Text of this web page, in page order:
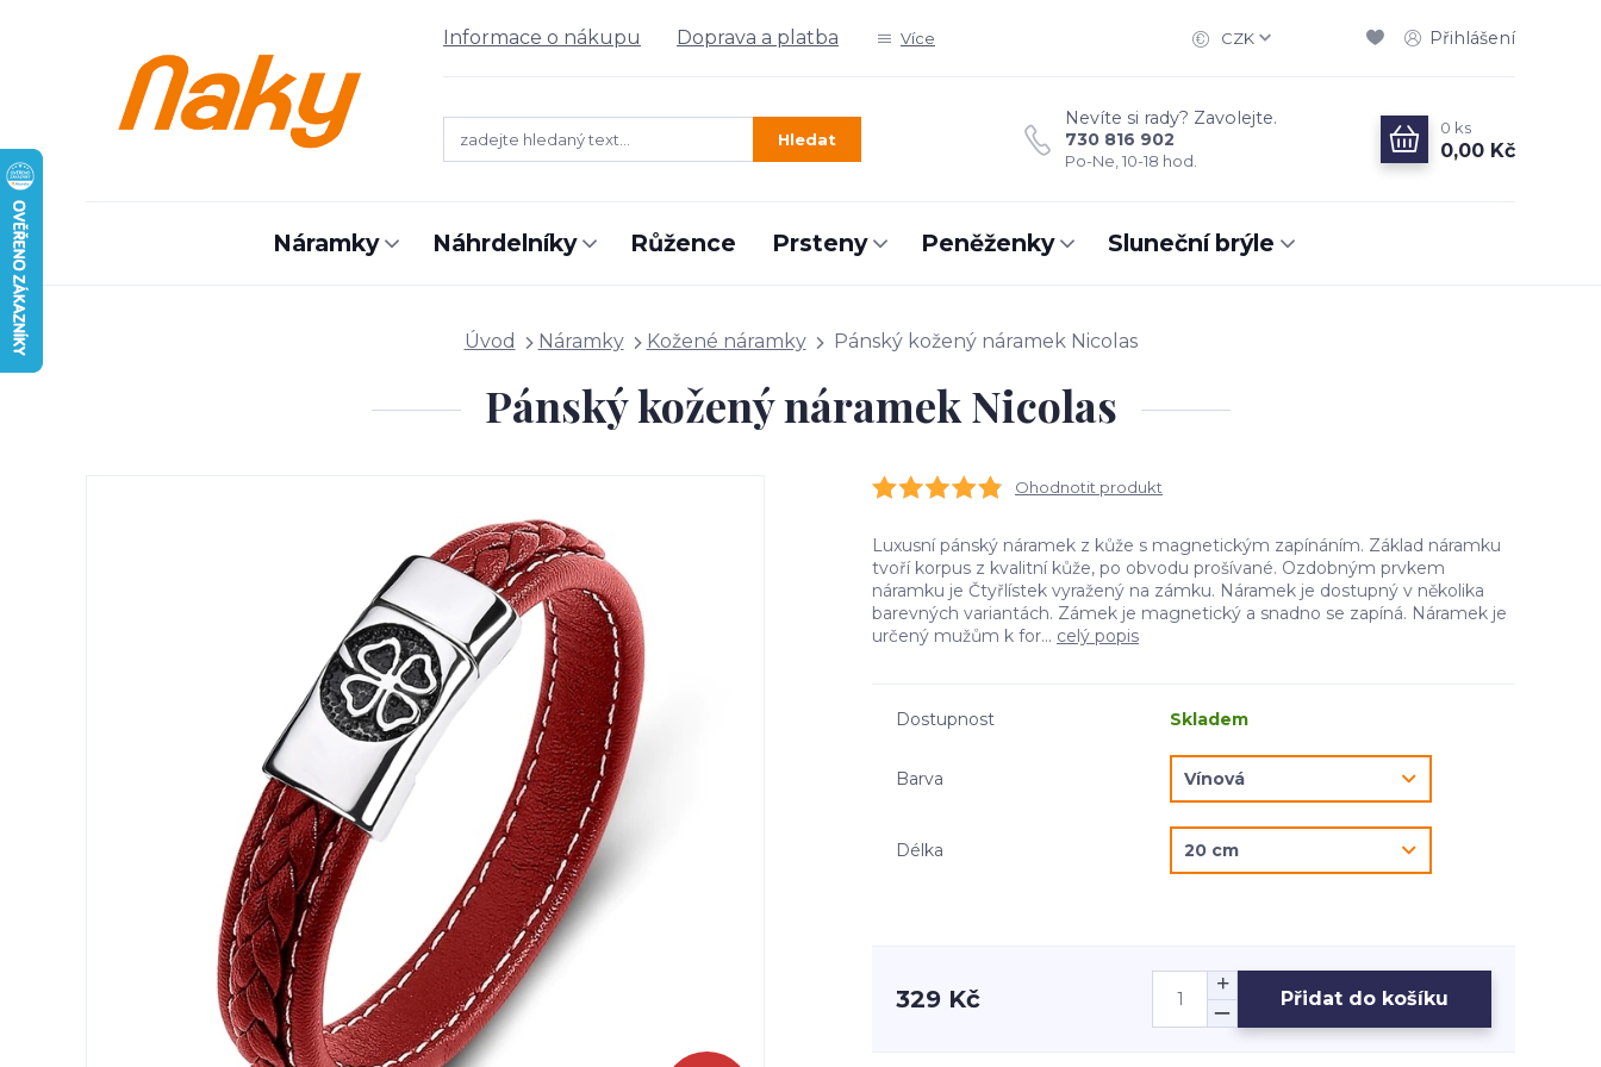
Informace o nákupu Doprava a platba Více CZK Přihlášení
Hledat
Nevíte si rady? Zavolejte.
730 816 902
Po-Ne, 10-18 hod.
0 ks
0,00 Kč
Náramky Náhrdelníky Růžence Prsteny Peněženky Sluneční brýle
Úvod Náramky Kožené náramky Pánský kožený náramek Nicolas
Pánský kožený náramek Nicolas
Ohodnotit produkt
Luxusní pánský náramek z kůže s magnetickým zapínáním. Základ náramku
tvoří korpus z kvalitní kůže, po obvodu prošívané. Ozdobným prvkem
náramku je Čtyřlístek vyražený na zámku. Náramek je dostupný v několika
barevných variantách. Zámek je magnetický a snadno se zapíná. Náramek je
určený mužům k for... celý popis
Dostupnost Skladem
Barva
Délka
329 Kč Přidat do košíku